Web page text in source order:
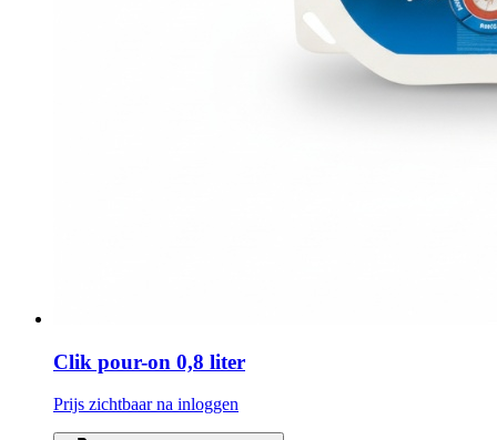
Clik pour-on 0,8 liter
Prijs zichtbaar na inloggen